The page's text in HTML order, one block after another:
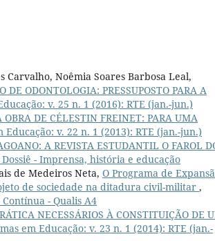
Noêmia Soares Barbosa Leal,
ODONTOLOGIA: PRESSUPOSTO PARA A
v. 25 n. 1 (2016): RTE (jan.-jun.)
DE CÉLESTIN FREINET: PARA UMA
Educação: v. 22 n. 1 (2013): RTE (jan.-jun.)
A REVISTA ESTUDANTIL O FAROL
- Imprensa, história e educação
de Medeiros Neta, O Programa de
de sociedade na ditadura civil-militar ,
- Qualis A4
NECESSÁRIOS À CONSTITUIÇÃO DE
em Educação: v. 23 n. 1 (2014): RTE (jan.-